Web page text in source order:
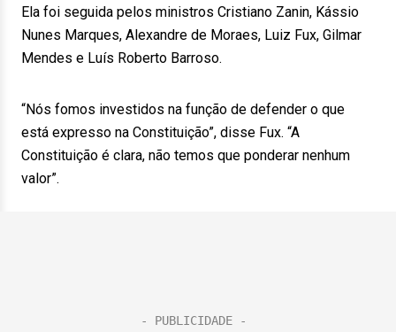
Ela foi seguida pelos ministros Cristiano Zanin, Kássio
Nunes Marques, Alexandre de Moraes, Luiz Fux, Gilmar
Mendes e Luís Roberto Barroso.
“Nós fomos investidos na função de defender o que
está expresso na Constituição”, disse Fux. “A
Constituição é clara, não temos que ponderar nenhum
valor”.